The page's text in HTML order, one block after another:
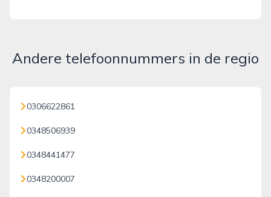
Andere telefoonnummers in de regio
0306622861
0348506939
0348441477
0348200007